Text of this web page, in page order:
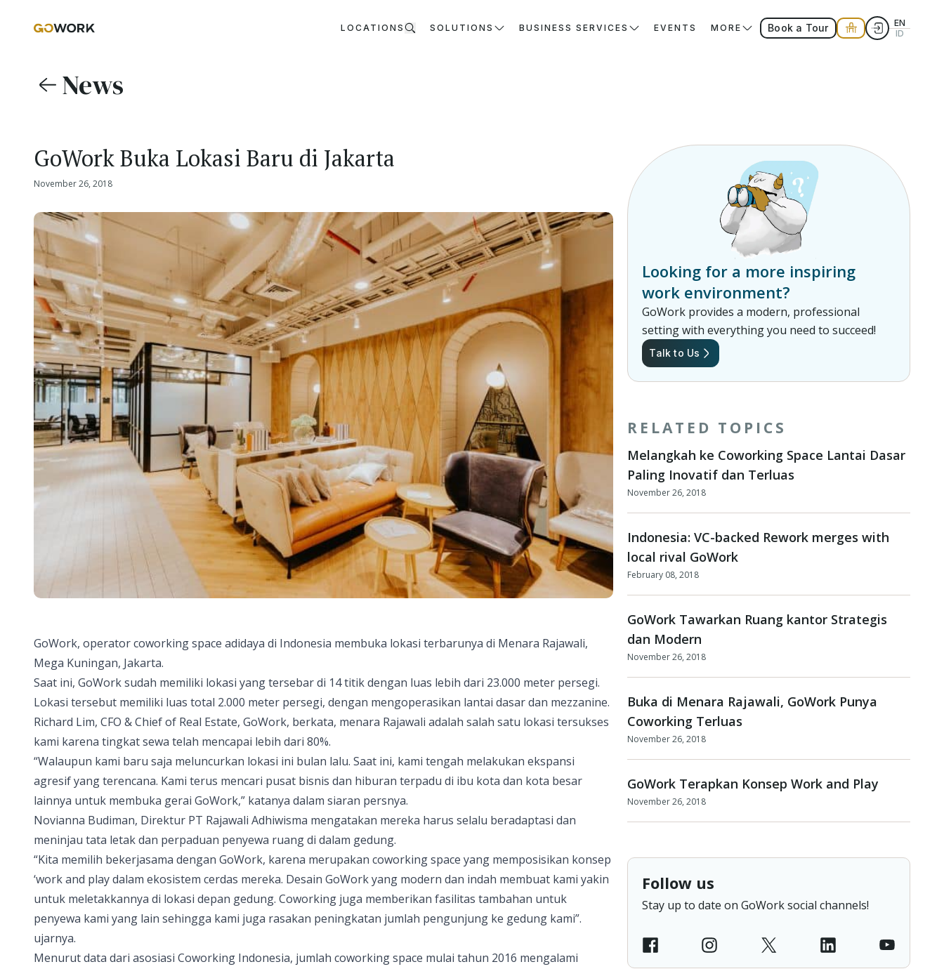
LOCATIONS SOLUTIONS BUSINESS SERVICES EVENTS MORE Book a Tour
EN
ID
News
GoWork Buka Lokasi Baru di Jakarta
November 26, 2018
GoWork, operator coworking space adidaya di Indonesia membuka lokasi terbarunya di Menara Rajawali,
Mega Kuningan, Jakarta.
Saat ini, GoWork sudah memiliki lokasi yang tersebar di 14 titik dengan luas lebih dari 23.000 meter persegi.
Lokasi tersebut memiliki luas total 2.000 meter persegi, dengan mengoperasikan lantai dasar dan mezzanine.
Richard Lim, CFO & Chief of Real Estate, GoWork, berkata, menara Rajawali adalah salah satu lokasi tersukses
kami karena tingkat sewa telah mencapai lebih dari 80%.
“Walaupun kami baru saja meluncurkan lokasi ini bulan lalu. Saat ini, kami tengah melakukan ekspansi
agresif yang terencana. Kami terus mencari pusat bisnis dan hiburan terpadu di ibu kota dan kota besar
lainnya untuk membuka gerai GoWork,” katanya dalam siaran persnya.
Novianna Budiman, Direktur PT Rajawali Adhiwisma mengatakan mereka harus selalu beradaptasi dan
meninjau tata letak dan perpaduan penyewa ruang di dalam gedung.
“Kita memilih bekerjasama dengan GoWork, karena merupakan coworking space yang memposisikan konsep
‘work and play dalam ekosistem cerdas mereka. Desain GoWork yang modern dan indah membuat kami yakin
untuk meletakkannya di lokasi depan gedung. Coworking juga memberikan fasilitas tambahan untuk
penyewa kami yang lain sehingga kami juga rasakan peningkatan jumlah pengunjung ke gedung kami”.
ujarnya.
Menurut data dari asosiasi Coworking Indonesia, jumlah coworking space mulai tahun 2016 mengalami
Looking for a more inspiring
work environment?
GoWork provides a modern, professional
setting with everything you need to succeed!
Talk to Us
RELATED TOPICS
Melangkah ke Coworking Space Lantai Dasar
Paling Inovatif dan Terluas
November 26, 2018
Indonesia: VC-backed Rework merges with
local rival GoWork
February 08, 2018
GoWork Tawarkan Ruang kantor Strategis
dan Modern
November 26, 2018
Buka di Menara Rajawali, GoWork Punya
Coworking Terluas
November 26, 2018
GoWork Terapkan Konsep Work and Play
November 26, 2018
Follow us
Stay up to date on GoWork social channels!